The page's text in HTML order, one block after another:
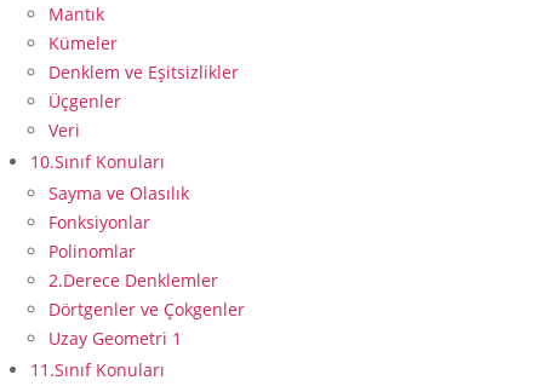
Mantık
Kümeler
Denklem ve Eşitsizlikler
Üçgenler
Veri
10.Sınıf Konuları
Sayma ve Olasılık
Fonksiyonlar
Polinomlar
2.Derece Denklemler
Dörtgenler ve Çokgenler
Uzay Geometri 1
11.Sınıf Konuları